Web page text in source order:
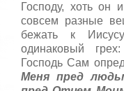
Господу, хоть он
совсем разные
бежать к
одинаковый
Господь Сам
Меня пред